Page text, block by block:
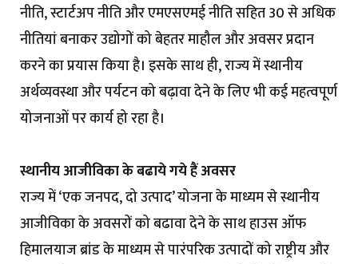
नीति, स्टार्टअप नीति और एमएसएमई नीति सहित 30 से अधिक
नीतियां बनाकर उद्योगों को बेहतर माहौल और अवसर प्रदान
करने का प्रयास किया है। इसके साथ ही, राज्य में स्थानीय
अर्थव्यवस्था और पर्यटन को बढ़ावा देने के लिए भी कई महत्वपूर्ण
योजनाओं पर कार्य हो रहा है।
स्थानीय आजीविका के बढाये गये हैं अवसर
राज्य में ‘एक जनपद, दो उत्पाद’ योजना के माध्यम से स्थानीय
आजीविका के अवसरों को बढावा देने के साथ हाउस ऑफ
हिमालयाज ब्रांड के माध्यम से पारंपरिक उत्पादों को राष्ट्रीय और